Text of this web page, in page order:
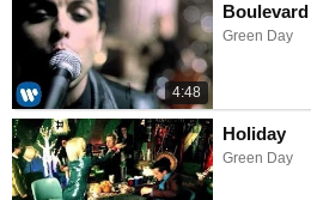
4:48
Green Day
Holiday
Green Day